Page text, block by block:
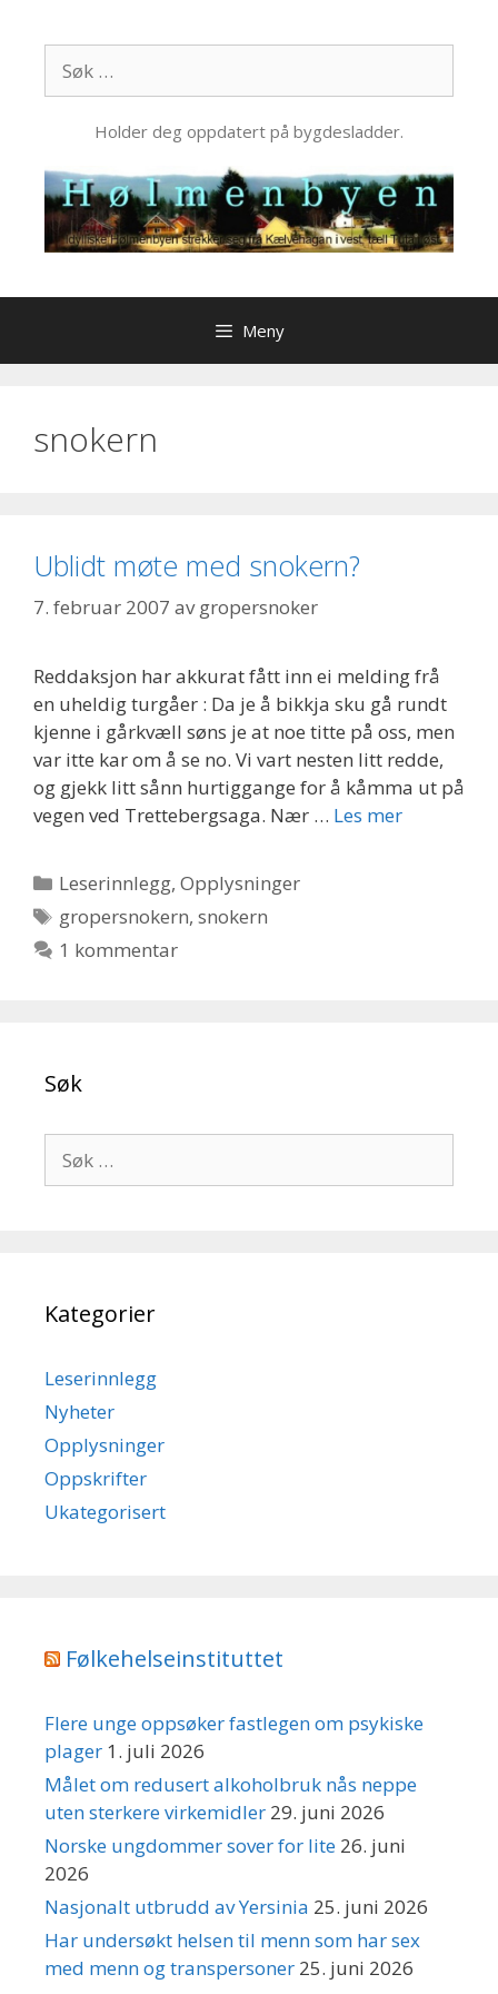
innhold
etter:
Holder deg oppdatert på bygdesladder.
Meny
snokern
Ublidt møte med snokern?
7. februar 2007 avgropersnoker
Reddaksjon har akkurat fått inn ei melding frå
en uheldig turgåer : Da je å bikkja sku gå rundt
kjenne i gårkvæll søns je at noe titte på oss, men
var itte kar om å se no. Vi vart nesten litt redde,
og gjekk litt sånn hurtiggange for å kåmma ut på
vegen ved Trettebergsaga. Nær … Les mer
Kategorier
Leserinnlegg,Opplysninger
Stikkord
gropersnokern,snokern
1 kommentar
Søk
etter:
Kategorier
Leserinnlegg
Nyheter
Opplysninger
Oppskrifter
Ukategorisert
Følkehelseinstituttet
Flere unge oppsøker fastlegen om psykiske
plager 1. juli 2026
Målet om redusert alkoholbruk nås neppe
uten sterkere virkemidler 29. juni 2026
Norske ungdommer sover for lite 26. juni
2026
Nasjonalt utbrudd av Yersinia 25. juni 2026
Har undersøkt helsen til menn som har sex
med menn og transpersoner 25. juni 2026